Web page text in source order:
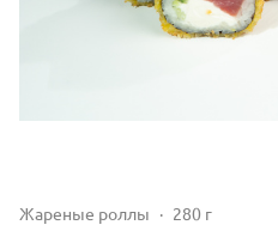
Жареные роллы 280 г